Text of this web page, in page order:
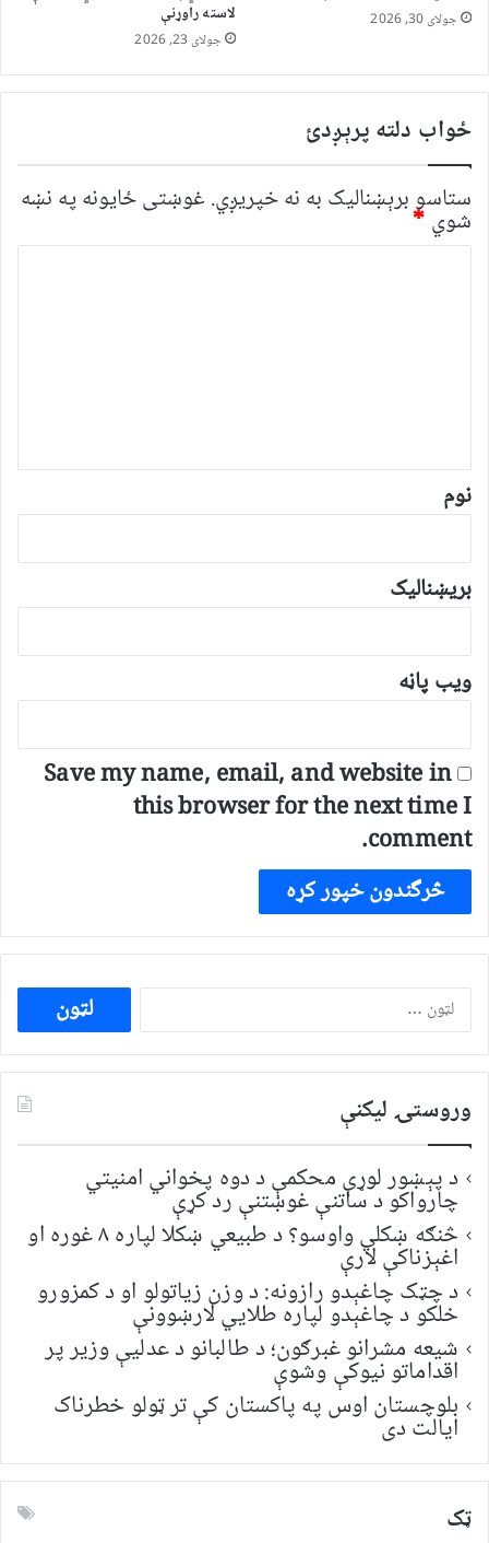
جولای 30, 2026 لاسته راوړنې
جولای 23, 2026
ځواب دلته پرېږدئ
ستاسو برېښناليک به نه خپريږي. غوښتى ځایونه په نښه
شوي *
*
نوم
بریښنالیک
ویب پاڼه
Save my name, email, and website in
this browser for the next time I
comment.
ددی
لپاره
لټون:
وروستۍ ليکنې
د پېښور لوړې محکمې د دوه پخواني امنیتي
چارواکو د ساتنې غوښتنې رد کړې
څنګه ښکلي واوسو؟ د طبیعي ښکلا لپاره ۸ غوره او
اغېزناکې لارې
د چټک چاغېدو رازونه: د وزن زیاتولو او د کمزورو
خلکو د چاغېدو لپاره طلایي لارښوونې
شیعه مشرانو غبرګون؛ د طالبانو د عدلیې وزیر پر
اقداماتو نیوکې وشوې
بلوچستان اوس په پاکستان کې تر ټولو خطرناک
ایالت دی
ټک